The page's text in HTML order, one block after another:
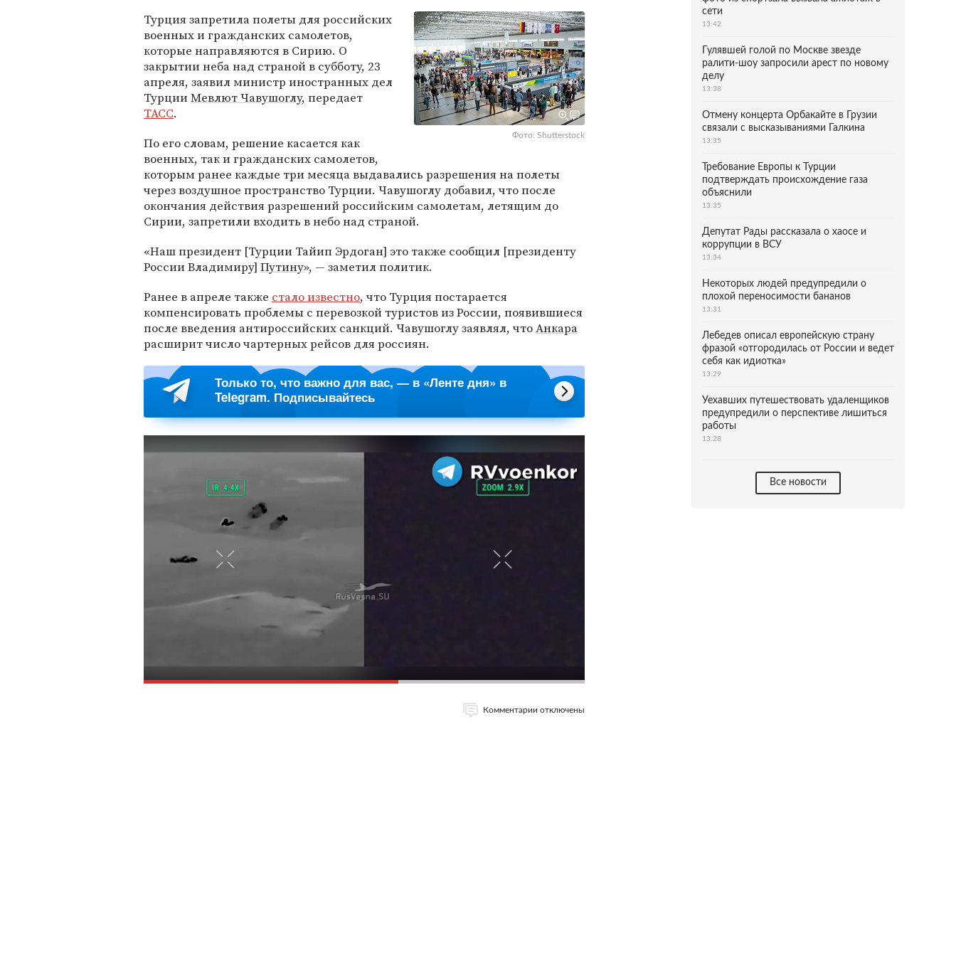
Фото: Shutterstock
Турция запретила полеты для российских
военных и гражданских самолетов,
которые направляются в Сирию. О
закрытии неба над страной в субботу, 23
апреля, заявил министр иностранных дел
ТурцииМевлют Чавушоглу, передает
ТАСС.
По его словам, решение касается как
военных, так и гражданских самолетов,
которым ранее каждые три месяца выдавались разрешения на полеты
через воздушное пространство Турции. Чавушоглу добавил, что после
окончания действия разрешений российским самолетам, летящим до
Сирии, запретили входить в небо над страной.
«Наш президент [Турции Тайип Эрдоган] это также сообщил [президенту
России Владимиру] Путину», — заметил политик.
Ранее в апреле также стало известно, что Турция постарается
компенсировать проблемы с перевозкой туристов из России, появившиеся
после введения антироссийских санкций. Чавушоглу заявлял, чтоАнкара
расширит число чартерных рейсов для россиян.
Только то, что важно для вас, — в «Ленте дня» в
Telegram. Подписывайтесь
Комментарии отключены
сети
13:42
Гулявшей голой по Москве звезде
ралити-шоу запросили арест по новому
делу
13:38
Отмену концерта Орбакайте в Грузии
связали с высказываниями Галкина
13:35
Требование Европы к Турции
подтверждать происхождение газа
объяснили
13:35
Депутат Рады рассказала о хаосе и
коррупции в ВСУ
13:34
Некоторых людей предупредили о
плохой переносимости бананов
13:31
Лебедев описал европейскую страну
фразой «отгородилась от России и ведет
себя как идиотка»
13:29
Уехавших путешествовать удаленщиков
предупредили о перспективе лишиться
работы
13:28
Все новости